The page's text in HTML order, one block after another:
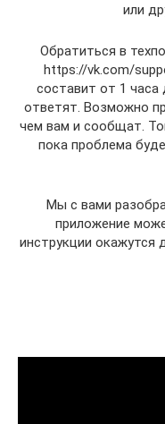
или
Обратиться в
https://vk.com/
составит от 1 часа
ответят. Возможно
чем вам и сообщат.
пока проблема
Мы с вами
приложение
инструкции окажутся